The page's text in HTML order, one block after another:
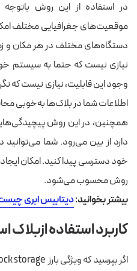
در استفاده از این روش
موقعیت‌های جغرافیایی مختلف
دستگاه‌های مختلف در هر مکان و
نیازی نیست که حتما به سیستم
وجود این قابلیت، نیازی نیست که
اطلاعات شما در بلاک‌ها به‌خوبی
همچنین، در این روش
دارد از بین می‌رود. شما
خود دسترسی پیدا کنید. امکان
روش محسوب می‌شود.
بیشتر بخوانید:دیتابیس ابری
کاربرد استفاده